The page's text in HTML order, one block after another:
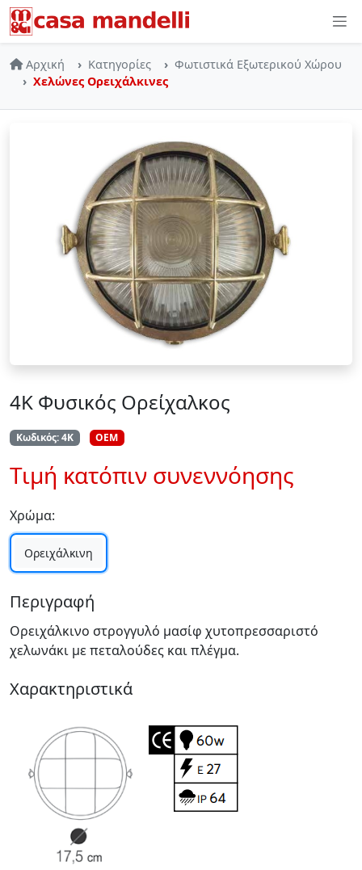
Skip to main content
Αρχική Κατηγορίες
Φωτιστικά Εξωτερικού Χώρου
Χελώνες Ορειχάλκινες
4Κ Φυσικός Ορείχαλκος
Κωδικός: 4Κ OEM
Τιμή κατόπιν συνεννόησης
Χρώμα:
Ορειχάλκινη
Περιγραφή
Ορειχάλκινο στρογγυλό μασίφ χυτοπρεσσαριστό
χελωνάκι με πεταλούδες και πλέγμα.
Χαρακτηριστικά